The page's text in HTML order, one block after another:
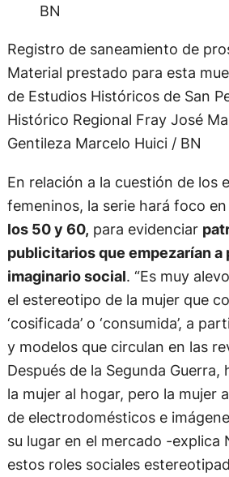
Registro de saneamiento de
Material prestado para esta
de Estudios Históricos de San
Histórico Regional Fray José
Gentileza Marcelo Huici / BN
En relación a la cuestión de los
femeninos, la serie hará foco en
los 50 y 60, para evidenciar
publicitarios que empezarían a
imaginario social. “Es muy
el estereotipo de la mujer que
‘cosificada’ o ‘consumida’, a
y modelos que circulan en las
Después de la Segunda
la mujer al hogar, pero la mujer
de electrodomésticos e
su lugar en el mercado -explica
estos roles sociales